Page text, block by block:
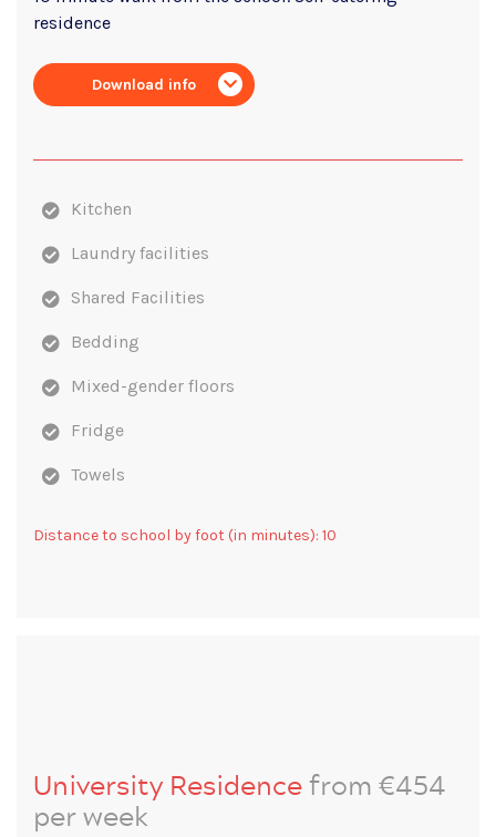
residence
Download info
Kitchen
Laundry facilities
Shared Facilities
Bedding
Mixed-gender floors
Fridge
Towels
Distance to school by foot (in minutes): 10
University Residencefrom €454
per week